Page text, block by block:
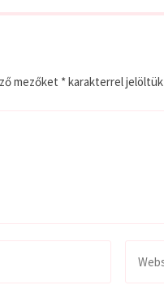
mezőket *karakterrel jelöltük